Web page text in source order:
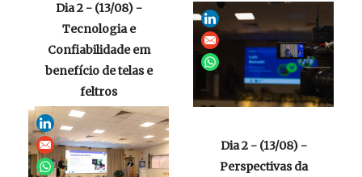
Dia 2 - (13/08) -
Tecnologia e
Confiabilidade em
benefício de telas e
feltros
Dia 2 - (13/08) -
Perspectivas da